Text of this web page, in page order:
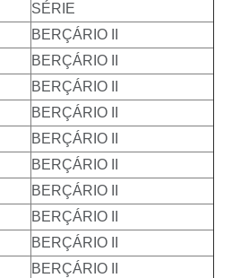
SÉRIE
BERÇÁRIO II
BERÇÁRIO II
BERÇÁRIO II
BERÇÁRIO II
BERÇÁRIO II
BERÇÁRIO II
BERÇÁRIO II
BERÇÁRIO II
BERÇÁRIO II
BERÇÁRIO II